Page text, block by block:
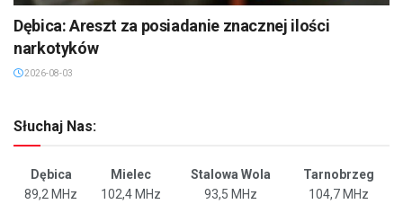
Dębica: Areszt za posiadanie znacznej ilości
narkotyków
2026-08-03
Słuchaj Nas:
Dębica Mielec Stalowa Wola
Tarnobrzeg
89,2 MHz
102,4 MHz 93,5 MHz 104,7 MHz